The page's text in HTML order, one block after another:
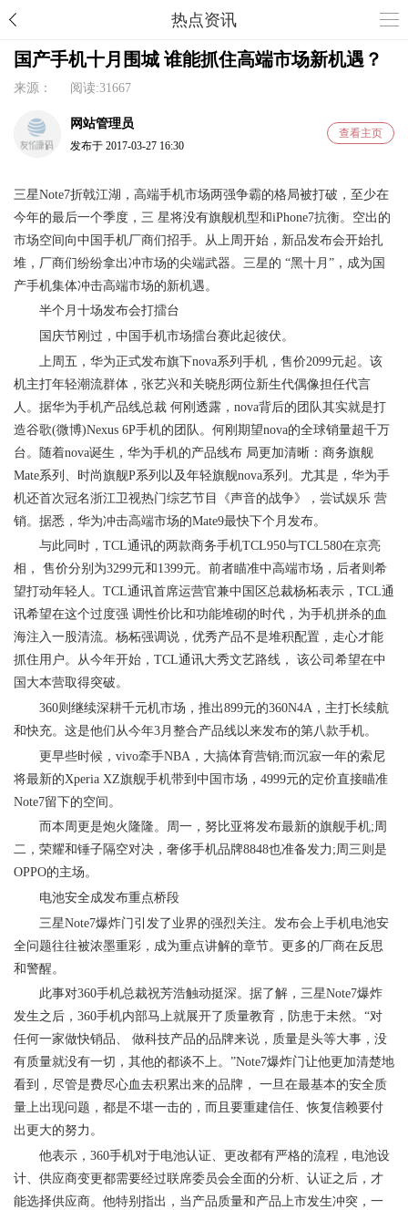
热点资讯
国产手机十月围城 谁能抓住高端市场新机遇？
来源： 阅读:31667
网站管理员
发布于 2017-03-27 16:30
查看主页
三星Note7折戟江湖，高端手机市场两强争霸的格局被打破，至少在
今年的最后一个季度，三 星将没有旗舰机型和iPhone7抗衡。空出的
市场空间向中国手机厂商们招手。从上周开始，新品发布会开始扎
堆，厂商们纷纷拿出冲市场的尖端武器。三星的 “黑十月”，成为国
产手机集体冲击高端市场的新机遇。
半个月十场发布会打擂台
国庆节刚过，中国手机市场擂台赛此起彼伏。
上周五，华为正式发布旗下nova系列手机，售价2099元起。该
机主打年轻潮流群体，张艺兴和关晓彤两位新生代偶像担任代言
人。据华为手机产品线总裁 何刚透露，nova背后的团队其实就是打
造谷歌(微博)Nexus 6P手机的团队。何刚期望nova的全球销量超千万
台。随着nova诞生，华为手机的产品线布 局更加清晰：商务旗舰
Mate系列、时尚旗舰P系列以及年轻旗舰nova系列。尤其是，华为手
机还首次冠名浙江卫视热门综艺节目《声音的战争》，尝试娱乐 营
销。据悉，华为冲击高端市场的Mate9最快下个月发布。
与此同时，TCL通讯的两款商务手机TCL950与TCL580在京亮
相， 售价分别为3299元和1399元。前者瞄准中高端市场，后者则希
望打动年轻人。TCL通讯首席运营官兼中国区总裁杨柘表示，TCL通
讯希望在这个过度强 调性价比和功能堆砌的时代，为手机拼杀的血
海注入一股清流。杨柘强调说，优秀产品不是堆积配置，走心才能
抓住用户。从今年开始，TCL通讯大秀文艺路线， 该公司希望在中
国大本营取得突破。
360则继续深耕千元机市场，推出899元的360N4A，主打长续航
和快充。这是他们从今年3月整合产品线以来发布的第八款手机。
更早些时候，vivo牵手NBA，大搞体育营销;而沉寂一年的索尼
将最新的Xperia XZ旗舰手机带到中国市场，4999元的定价直接瞄准
Note7留下的空间。
而本周更是炮火隆隆。周一，努比亚将发布最新的旗舰手机;周
二，荣耀和锤子隔空对决，奢侈手机品牌8848也准备发力;周三则是
OPPO的主场。
电池安全成发布重点桥段
三星Note7爆炸门引发了业界的强烈关注。发布会上手机电池安
全问题往往被浓墨重彩，成为重点讲解的章节。更多的厂商在反思
和警醒。
此事对360手机总裁祝芳浩触动挺深。据了解，三星Note7爆炸
发生之后，360手机内部马上就展开了质量教育，防患于未然。“对
任何一家做快销品、 做科技产品的品牌来说，质量是头等大事，没
有质量就没有一切，其他的都谈不上。”Note7爆炸门让他更加清楚地
看到，尽管是费尽心血去积累出来的品牌， 一旦在最基本的安全质
量上出现问题，都是不堪一击的，而且要重建信任、恢复信赖要付
出更大的努力。
他表示，360手机对于电池认证、更改都有严格的流程，电池设
计、供应商变更都需要经过联席委员会全面的分析、认证之后，才
能选择供应商。他特别指出，当产品质量和产品上市发生冲突，一